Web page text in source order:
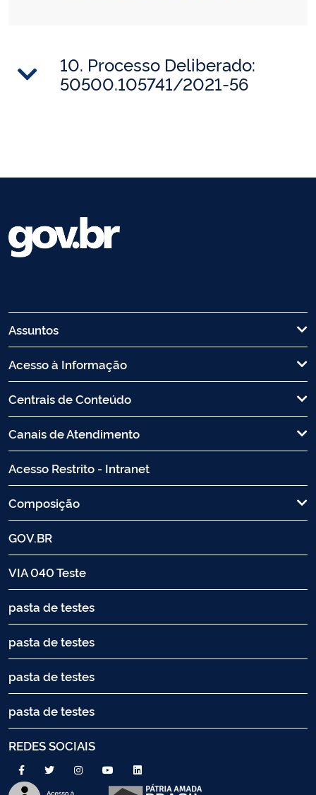
10. Processo Deliberado:
50500.105741/2021-56
Assuntos
Acesso à Informação
Centrais de Conteúdo
Canais de Atendimento
Acesso Restrito - Intranet
Composição
GOV.BR
VIA 040 Teste
pasta de testes
pasta de testes
pasta de testes
pasta de testes
REDES SOCIAIS